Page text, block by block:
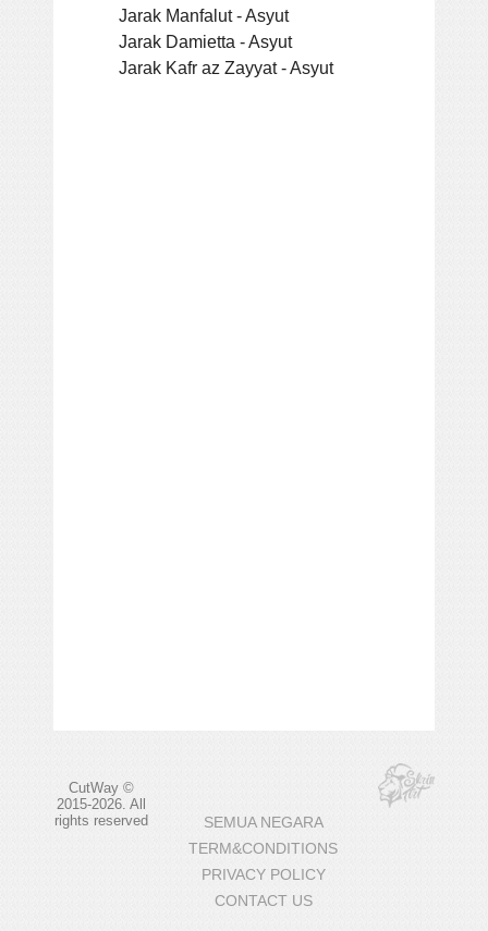
Jarak Manfalut - Asyut
Jarak Damietta - Asyut
Jarak Kafr az Zayyat - Asyut
CutWay ©
2015-2026. All
rights reserved
SEMUA NEGARA
TERM&CONDITIONS
PRIVACY POLICY
CONTACT US